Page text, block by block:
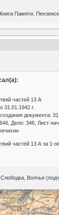
Памяти.
частей 13 А
31.01.1942 г.
документа:
Дело: 346, Лист
частей 13 А за 1-
Волчье